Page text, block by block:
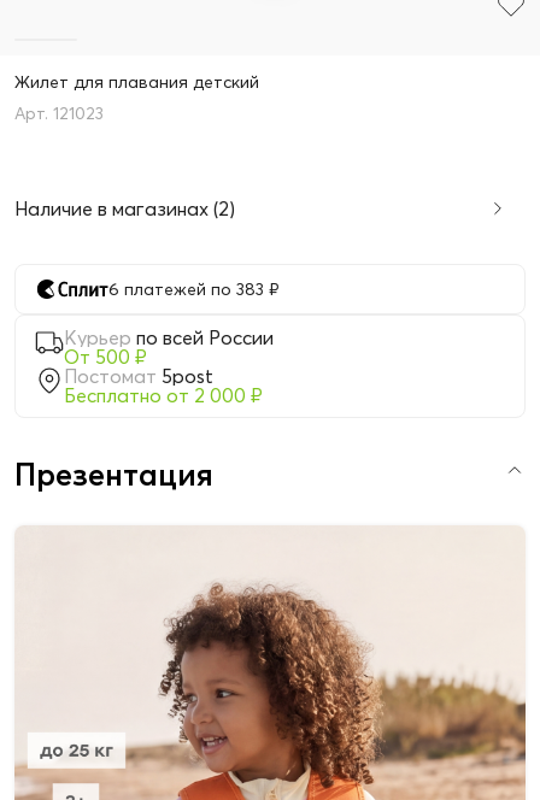
Жилет для плавания детский
121023
Наличие в магазинах (2)
6 платежей по 383 ₽
Курьер по всей России
От 500 ₽
Постомат 5post
Бесплатно от 2 000 ₽
Презентация